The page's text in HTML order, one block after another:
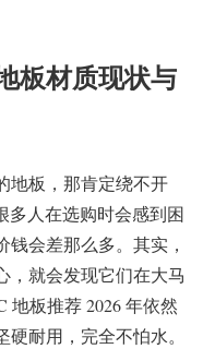
板材质现状与
地板，那肯定绕不开
多人在选购时会感到困
会差那么多。其实，
，就会发现它们在大马
地板推荐 2026 年依然
耐用，完全不怕水。